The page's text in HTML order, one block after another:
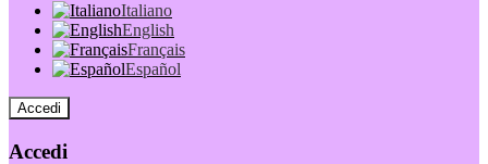
Italiano
English
Français
Español
Accedi
Accedi